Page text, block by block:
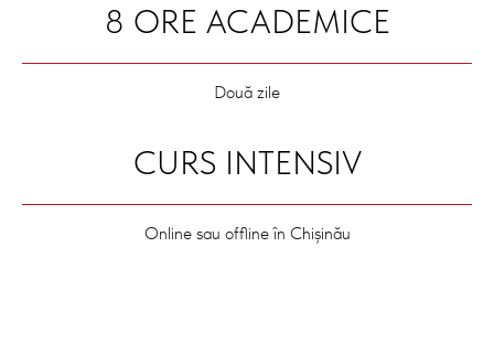
8 ORE ACADEMICE
Două zile
CURS INTENSIV
Online sau offline în Chișinău